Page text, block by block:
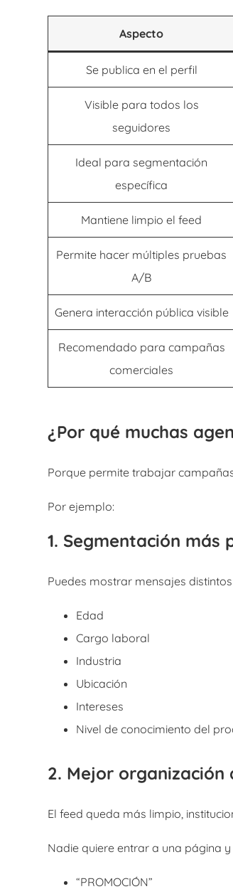
Aspecto
Se publica en el perfil
Visible para todos los
seguidores
Ideal para segmentación
específica
Mantiene limpio el feed
Permite hacer múltiples pruebas
A/B
Genera interacción pública visible
Recomendado para campañas
comerciales
¿Por qué muchas
Porque permite trabajar
Por ejemplo:
1. Segmentación más
Puedes mostrar mensajes
Edad
Cargo laboral
Industria
Ubicación
Intereses
Nivel de conocimiento del
2. Mejor organización
El feed queda más limpio,
Nadie quiere entrar a una página y
“PROMOCIÓN”